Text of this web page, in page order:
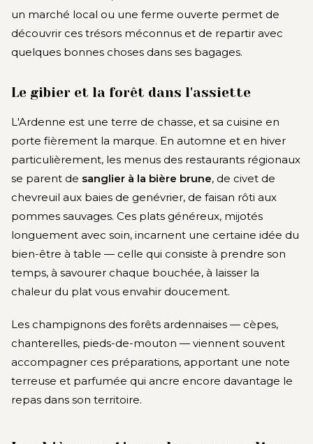
un marché local ou une ferme ouverte permet de
découvrir ces trésors méconnus et de repartir avec
quelques bonnes choses dans ses bagages.
Le gibier et la forêt dans l'assiette
L'Ardenne est une terre de chasse, et sa cuisine en
porte fièrement la marque. En automne et en hiver
particulièrement, les menus des restaurants régionaux
se parent de sanglier à la bière brune, de civet de
chevreuil aux baies de genévrier, de faisan rôti aux
pommes sauvages. Ces plats généreux, mijotés
longuement avec soin, incarnent une certaine idée du
bien-être à table — celle qui consiste à prendre son
temps, à savourer chaque bouchée, à laisser la
chaleur du plat vous envahir doucement.
Les champignons des forêts ardennaises — cèpes,
chanterelles, pieds-de-mouton — viennent souvent
accompagner ces préparations, apportant une note
terreuse et parfumée qui ancre encore davantage le
repas dans son territoire.